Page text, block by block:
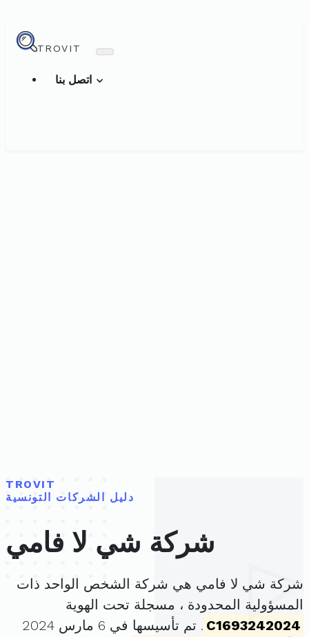
TROVIT
TROVIT
دليل الشركات التونسية
شركة شي لا فامي
شركة شي لا فامي هي شركة الشخص الواحد ذات
المسؤولية المحدودة ، مسجلة تحت الهوية
C1693242024
. تم تأسيسها في 6 مارس 2024